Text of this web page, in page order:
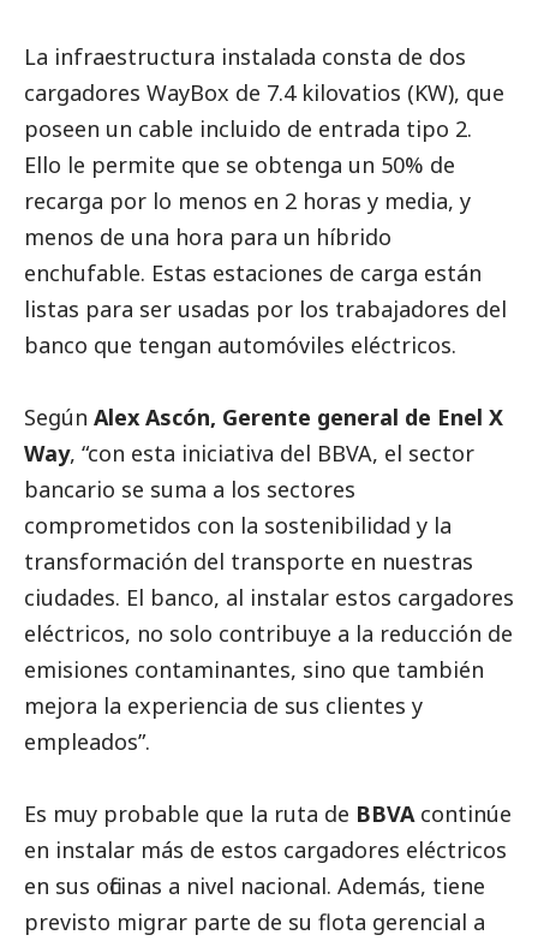
La infraestructura instalada consta de dos
cargadores WayBox de 7.4 kilovatios (KW), que
poseen un cable incluido de entrada tipo 2.
Ello le permite que se obtenga un 50% de
recarga por lo menos en 2 horas y media, y
menos de una hora para un híbrido
enchufable. Estas estaciones de carga están
listas para ser usadas por los trabajadores del
banco que tengan automóviles eléctricos.
Según Alex Ascón, Gerente general de Enel X
Way, “con esta iniciativa del BBVA, el sector
bancario se suma a los sectores
comprometidos con la sostenibilidad y la
transformación del transporte en nuestras
ciudades. El banco, al instalar estos cargadores
eléctricos, no solo contribuye a la reducción de
emisiones contaminantes, sino que también
mejora la experiencia de sus clientes y
empleados”.
Es muy probable que la ruta de BBVA continúe
en instalar más de estos cargadores eléctricos
en sus oficinas a nivel nacional. Además, tiene
previsto migrar parte de su flota gerencial a